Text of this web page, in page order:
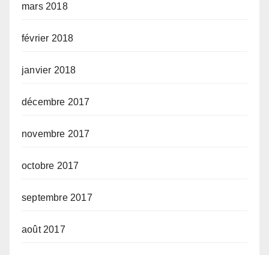
mars 2018
février 2018
janvier 2018
décembre 2017
novembre 2017
octobre 2017
septembre 2017
août 2017